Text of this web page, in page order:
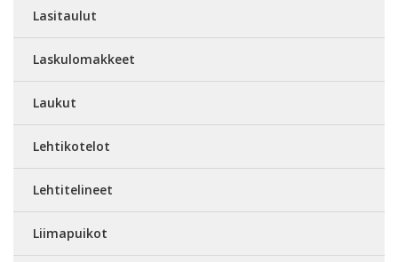
Lasitaulut
Laskulomakkeet
Laukut
Lehtikotelot
Lehtitelineet
Liimapuikot